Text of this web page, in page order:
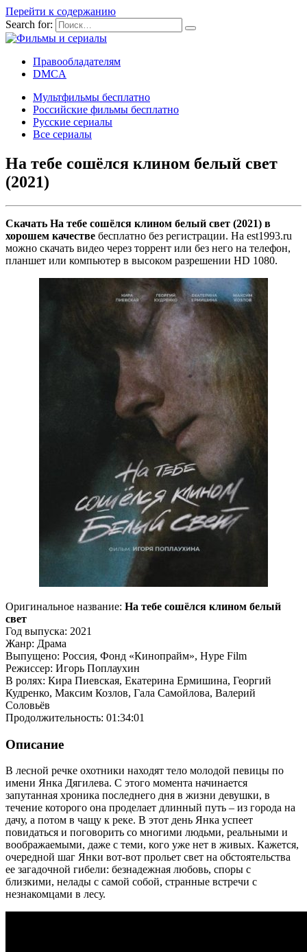
Перейти к содержанию
Search for:
Правообладателям
DMCA
Мультфильмы бесплатно
Российские фильмы бесплатно
Русские сериалы
Все сериалы
На тебе сошёлся клином белый свет
(2021)
Скачать На тебе сошёлся клином белый свет (2021) в
хорошем качестве бесплатно без регистрации. На est1993.ru
можно скачать видео через торрент или без него на телефон,
планшет или компьютер в высоком разрешении HD 1080.
Оригинальное название: На тебе сошёлся клином белый
свет
Год выпуска: 2021
Жанр: Драма
Выпущено: Россия, Фонд «Кинопрайм», Hype Film
Режиссер: Игорь Поплаухин
В ролях: Кира Пиевская, Екатерина Ермишина, Георгий
Кудренко, Максим Козлов, Гала Самойлова, Валерий
Соловьёв
Продолжительность: 01:34:01
Описание
В лесной речке охотники находят тело молодой певицы по
имени Янка Дягилева. С этого момента начинается
запутанная хроника последнего дня в жизни девушки, в
течение которого она проделает длинный путь – из города на
дачу, а потом в чащу к реке. В этот день Янка успеет
повидаться и поговорить со многими людьми, реальными и
воображаемыми, даже с теми, кого уже нет в живых. Кажется,
очередной шаг Янки вот-вот прольет свет на обстоятельства
ее загадочной гибели: безнадежная любовь, споры с
близкими, нелады с самой собой, странные встречи с
незнакомцами в лесу.